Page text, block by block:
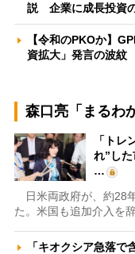
説 企業に成長投資
【令和のPKOか】
資拡大」発言の波
森口亮「まるわ
「トレ
れ”した
…
日米両政府が、約28
た。米国も追加介入を
「キオクシア急落